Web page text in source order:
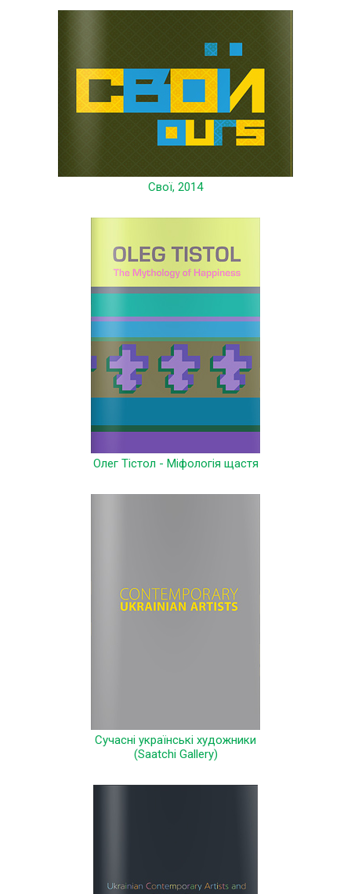
Свої, 2014
Олег Тістол - Міфологія щастя
Сучасні українські художники
(Saatchi Gallery)